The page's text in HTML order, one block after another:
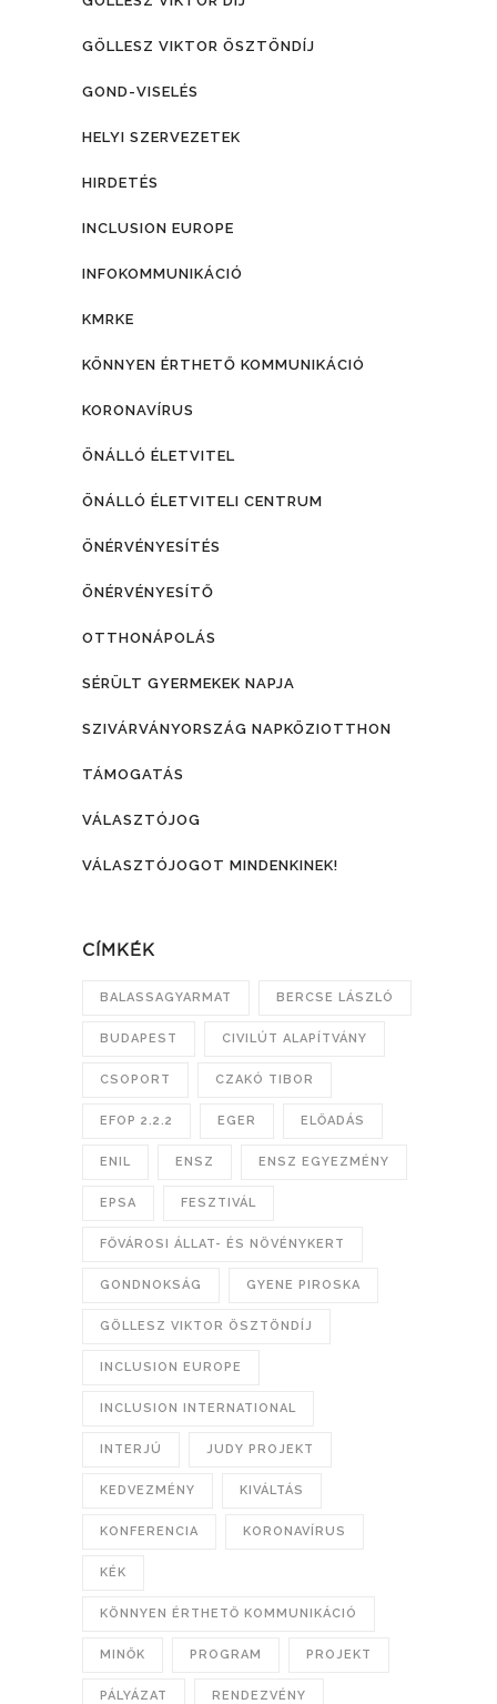
GÖLLESZ VIKTOR ÖSZTÖNDÍJ
GOND-VISELÉS
HELYI SZERVEZETEK
HIRDETÉS
INCLUSION EUROPE
INFOKOMMUNIKÁCIÓ
KMRKE
KÖNNYEN ÉRTHETŐ KOMMUNIKÁCIÓ
KORONAVÍRUS
ÖNÁLLÓ ÉLETVITEL
ÖNÁLLÓ ÉLETVITELI CENTRUM
ÖNÉRVÉNYESÍTÉS
ÖNÉRVÉNYESÍTŐ
OTTHONÁPOLÁS
SÉRÜLT GYERMEKEK NAPJA
SZIVÁRVÁNYORSZÁG NAPKÖZIOTTHON
TÁMOGATÁS
VÁLASZTÓJOG
VÁLASZTÓJOGOT MINDENKINEK!
CÍMKÉK
BALASSAGYARMAT BERCSE LÁSZLÓ
BUDAPEST CIVILÚT ALAPÍTVÁNY
CSOPORT CZAKÓ TIBOR
EFOP 2.2.2 EGER ELŐADÁS
ENIL ENSZ ENSZ EGYEZMÉNY
EPSA FESZTIVÁL
FŐVÁROSI ÁLLAT- ÉS NÖVÉNYKERT
GONDNOKSÁG GYENE PIROSKA
GÖLLESZ VIKTOR ÖSZTÖNDÍJ
INCLUSION EUROPE
INCLUSION INTERNATIONAL
INTERJÚ JUDY PROJEKT
KEDVEZMÉNY KIVÁLTÁS
KONFERENCIA KORONAVÍRUS
KÉK
KÖNNYEN ÉRTHETŐ KOMMUNIKÁCIÓ
MINŐK PROGRAM PROJEKT
PÁLYÁZAT RENDEZVÉNY